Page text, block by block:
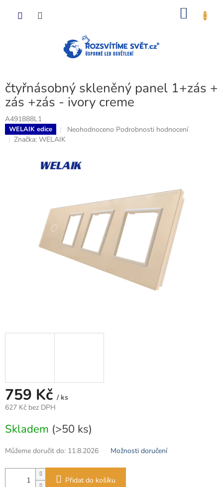
čtyřnásobný skleněný panel 1+zás +
zás +zás - ivory creme
A491888L1
WELAIK edice
Průměrné
0,0
Neohodnoceno Podrobnosti hodnocení
Značka: WELAIK
759 Kč / ks
627 Kč bez DPH
cena:
Skladem (>50 ks)
Můžeme doručit do: 11.8.2026 Možnosti doručení
Přidat do košíku